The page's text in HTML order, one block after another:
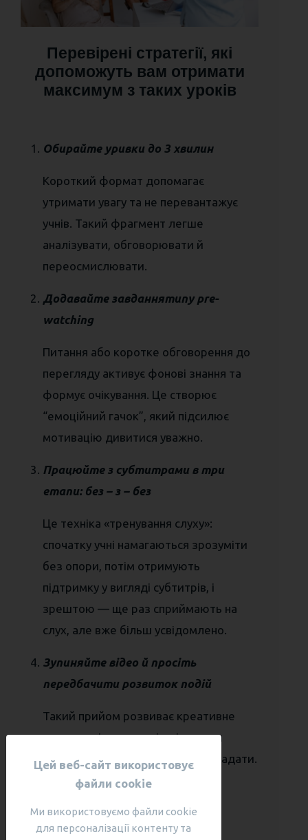
Перевірені стратегії, які
допоможуть вам отримати
максимум з таких уроків
Обирайте уривки до 3 хвилин
Короткий формат допомагає
утримати увагу та не перевантажує
учнів. Такий фрагмент легше
аналізувати, обговорювати й
переосмислювати.
Додавайте завданнятипу pre-
watching
Питання або коротке обговорення до
перегляду активує фонові знання та
формує очікування. Це створює
“емоційний гачок”, який підсилює
мотивацію дивитися уважно.
Працюйте з субтитрами в три
етапи: без – з – без
Це техніка «тренування слуху»:
спочатку учні намагаються зрозуміти
без опори, потім отримують
підтримку у вигляді субтитрів, і
зрештою — ще раз сприймають на
слух, але вже більш усвідомлено.
Зупиняйте відео й просіть
передбачити розвиток подій
Такий прийом розвиває креативне
мислення і вчить учнів міркувати
англійською, а не просто перекладати.
Використовуйте сценки для
рольової гри
Цей веб-сайт використовує
файли cookie
Ми використовуємо файли cookie
для персоналізації контенту та